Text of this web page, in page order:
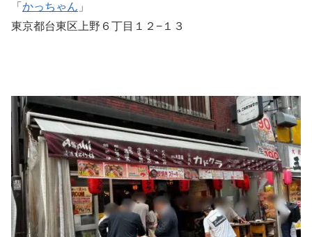
「 かっちゃん 」
東京都台東区上野６丁目１２−１３